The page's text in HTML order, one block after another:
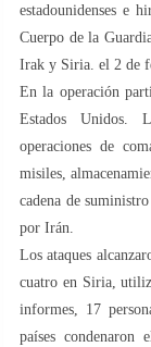
estadounidenses e
Cuerpo de la
Irak y Siria. el 2 de
En la operación
Estados Unidos.
operaciones de
misiles,
cadena de
por Irán.
Los ataques
cuatro en Siria,
informes, 17
países condenaron